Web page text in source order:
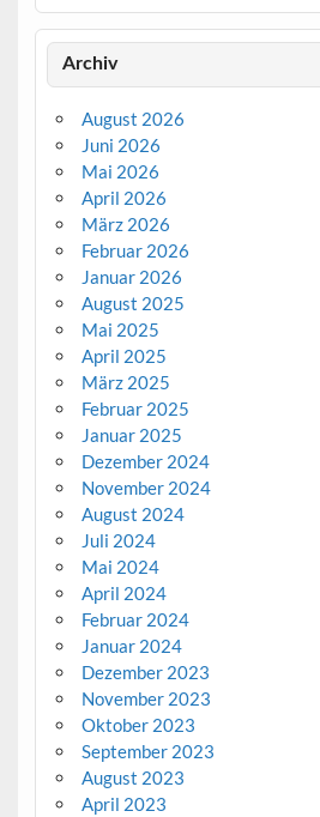
Archiv
August 2026
Juni 2026
Mai 2026
April 2026
März 2026
Februar 2026
Januar 2026
August 2025
Mai 2025
April 2025
März 2025
Februar 2025
Januar 2025
Dezember 2024
November 2024
August 2024
Juli 2024
Mai 2024
April 2024
Februar 2024
Januar 2024
Dezember 2023
November 2023
Oktober 2023
September 2023
August 2023
April 2023